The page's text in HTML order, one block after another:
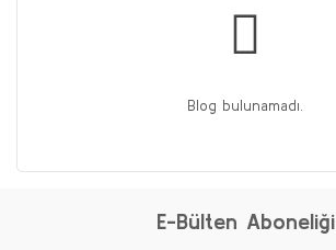
Blog bulunamadı.
E-Bülten Aboneliği